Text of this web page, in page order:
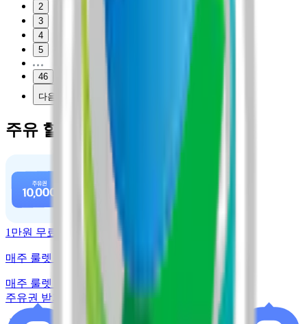
2
3
4
5
46
다음
주유 할인 혜택
1만원 무료주유
매주 룰렛 돌리고 주유권 받기
매주 룰렛 돌리고
주유권 받기